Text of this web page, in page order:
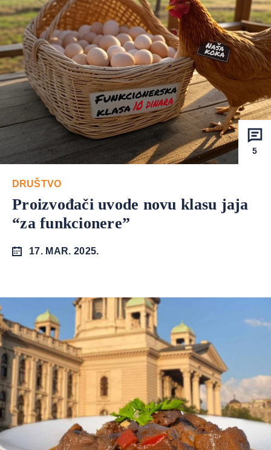
5
DRUŠTVO
Proizvođači uvode novu klasu jaja
“za funkcionere”
17. MAR. 2025.